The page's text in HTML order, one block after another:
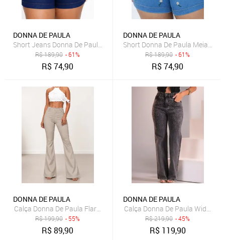
DONNA DE PAULA
Short Jeans Donna De Paula Com Lacinho No Cos Cintura Alta
R$189,90 - 61%
R$74,90
DONNA DE PAULA
Short Donna De Paula Meia
R$189,90 - 61%
R$74,90
DONNA DE PAULA
Calça Donna De Paula Flare Cinza Claro Feminina Jeans Com
R$199,90 - 55%
R$89,90
DONNA DE PAULA
R$219,90 - 45%
R$ 119,90